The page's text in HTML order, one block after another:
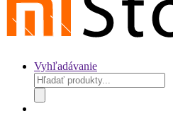
Vyhľadávanie
Products
search